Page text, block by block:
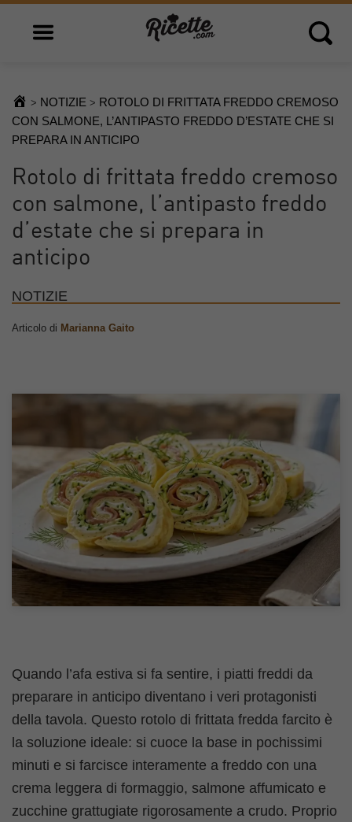
Open main menu Open
> NOTIZIE > ROTOLO DI FRITTATA FREDDO CREMOSO
CON SALMONE, L’ANTIPASTO FREDDO D’ESTATE CHE SI
PREPARA IN ANTICIPO
Rotolo di frittata freddo cremoso
con salmone, l’antipasto freddo
d’estate che si prepara in
anticipo
NOTIZIE
Articolo di Marianna Gaito
Quando l’afa estiva si fa sentire, i piatti freddi da
preparare in anticipo diventano i veri protagonisti
della tavola. Questo rotolo di frittata fredda farcito è
la soluzione ideale: si cuoce la base in pochissimi
minuti e si farcisce interamente a freddo con una
crema leggera di formaggio, salmone affumicato e
zucchine grattugiate rigorosamente a crudo. Proprio